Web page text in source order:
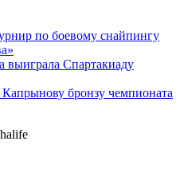
по боевому снайпингу
выиграла Спартакиаду
Капрынову бронзу чемпионата